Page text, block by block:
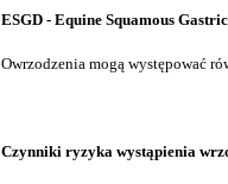
ESGD - Equine Squamous
Owrzodzenia mogą występować
Czynniki ryzyka wystąpienia